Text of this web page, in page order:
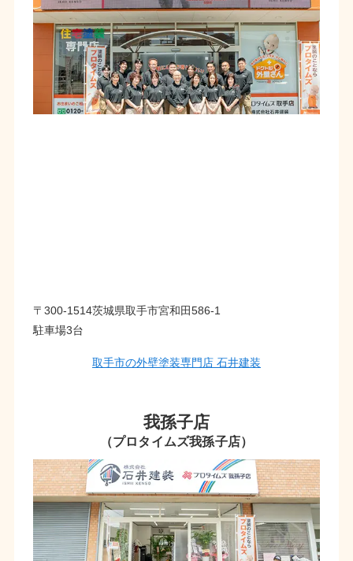
〒300-1514茨城県取手市宮和田586-1
駐車場3台
取手市の外壁塗装専門店 石井建装
我孫子店
（プロタイムズ我孫子店）